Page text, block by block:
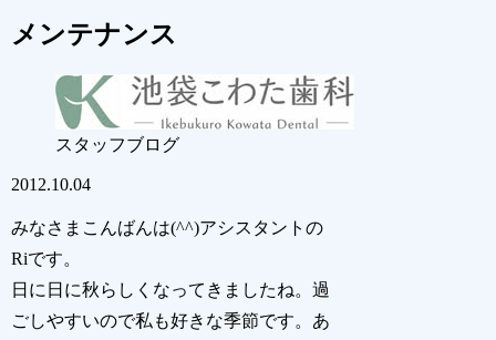
メンテナンス
スタッフブログ
2012.10.04
みなさまこんばんは(^^)アシスタントの
Riです。
日に日に秋らしくなってきましたね。過
ごしやすいので私も好きな季節です。あ